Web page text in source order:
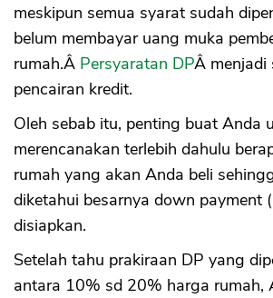
meskipun semua syarat sudah
belum membayar uang muka
rumah.Â Persyaratan DPÂ menjadi
pencairan kredit.
Oleh sebab itu, penting buat Anda
merencanakan terlebih dahulu
rumah yang akan Anda beli
diketahui besarnya down payment
disiapkan.
Setelah tahu prakiraan DP yang
antara 10% sd 20% harga rumah,